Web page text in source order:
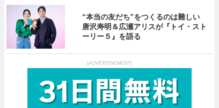
“本当の友だち”をつくるのは難しい
唐沢寿明＆広瀬アリスが『トイ・スト
ーリー５』を語る
[ADVERTISEMENT]